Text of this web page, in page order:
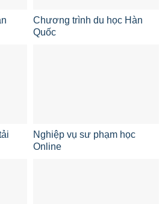
Chương trình du học Hàn
Quốc
Nghiệp vụ sư phạm học
Online